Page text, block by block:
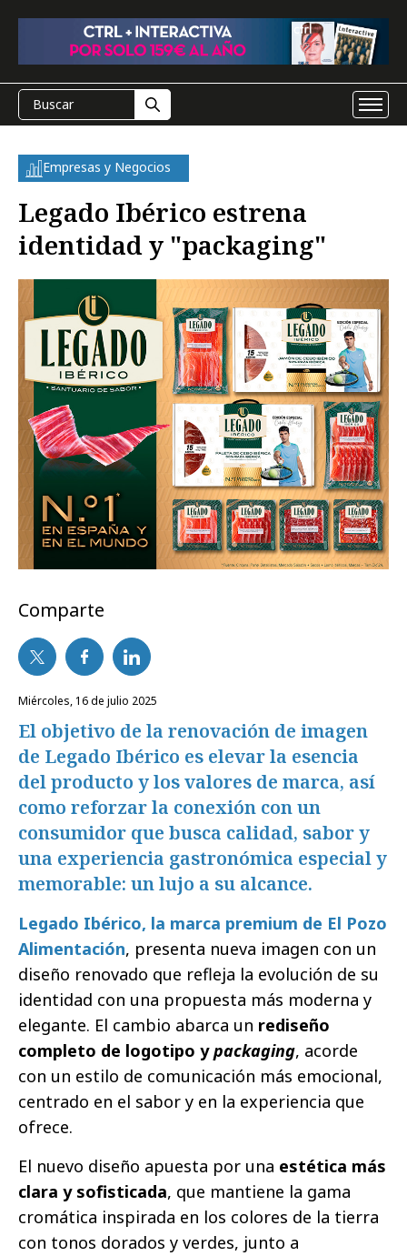
Empresas y Negocios
Legado Ibérico estrena
identidad y "packaging"
Comparte
miércoles, 16 de julio 2025
El objetivo de la renovación de imagen
de Legado Ibérico es elevar la esencia
del producto y los valores de marca, así
como reforzar la conexión con un
consumidor que busca calidad, sabor y
una experiencia gastronómica especial y
memorable: un lujo a su alcance.
Legado Ibérico, la marca premium de El Pozo
Alimentación, presenta nueva imagen con un
diseño renovado que refleja la evolución de su
identidad con una propuesta más moderna y
elegante. El cambio abarca un rediseño
completo de logotipo ypackaging, acorde
con un estilo de comunicación más emocional,
centrado en el sabor y en la experiencia que
ofrece.
El nuevo diseño apuesta por una estética más
clara y sofisticada, que mantiene la gama
cromática inspirada en los colores de la tierra
con tonos dorados y verdes, junto a